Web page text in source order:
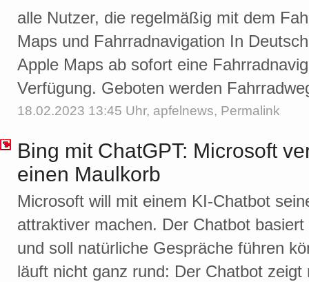
alle Nutzer, die regelmäßig mit dem
Maps und Fahrradnavigation In
Apple Maps ab sofort eine
Verfügung. Geboten werden
18.02.2023 13:45 Uhr, apfelnews, Permalink
Bing mit ChatGPT: Microsoft
einen Maulkorb
Microsoft will mit einem KI-Chatbot
attraktiver machen. Der Chatbot
und soll natürliche Gespräche führen
läuft nicht ganz rund: Der Chatbot